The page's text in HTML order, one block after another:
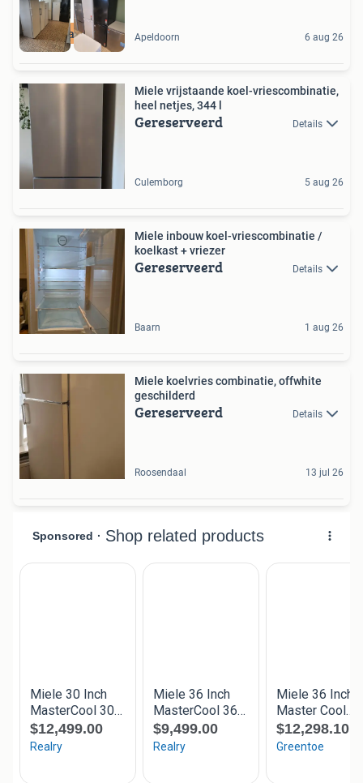
met garantie Apeldoorn 6 aug 26
Miele vrijstaande koel-vriescombinatie,
heel netjes, 344 l
Gereserveerd Details
Culemborg 5 aug 26
Miele inbouw koel-vriescombinatie /
koelkast + vriezer
Gereserveerd Details
Baarn 1 aug 26
Miele koelvries combinatie, offwhite
geschilderd
Gereserveerd Details
Roosendaal 13 jul 26